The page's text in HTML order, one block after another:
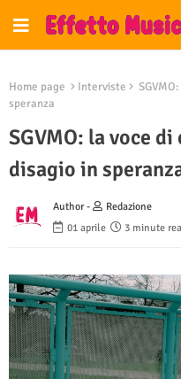
Home page Interviste
speranza
SGVMO: la voce
disagio in
Author -
Redazione
01 aprile
3 minute